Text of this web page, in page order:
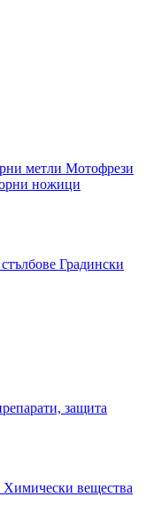
метли Мотофрези
ножици
Градински
защита
Химически вещества